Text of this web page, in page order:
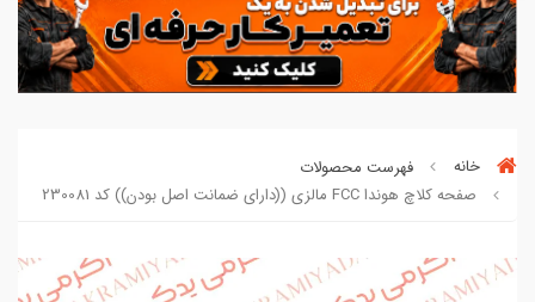
خانه
فهرست محصولات
صفحه کلاچ هوندا FCC مالزی ((دارای ضمانت اصل بودن)) کد 230081